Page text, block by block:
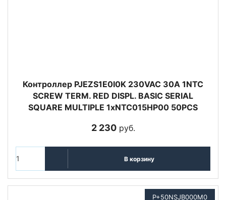
Контроллер PJEZS1E0I0K 230VAC 30A 1NTC
SCREW TERM. RED DISPL. BASIC SERIAL
SQUARE MULTIPLE 1xNTC015HP00 50PCS
2 230руб.
В корзину
P+50NSJB000M0